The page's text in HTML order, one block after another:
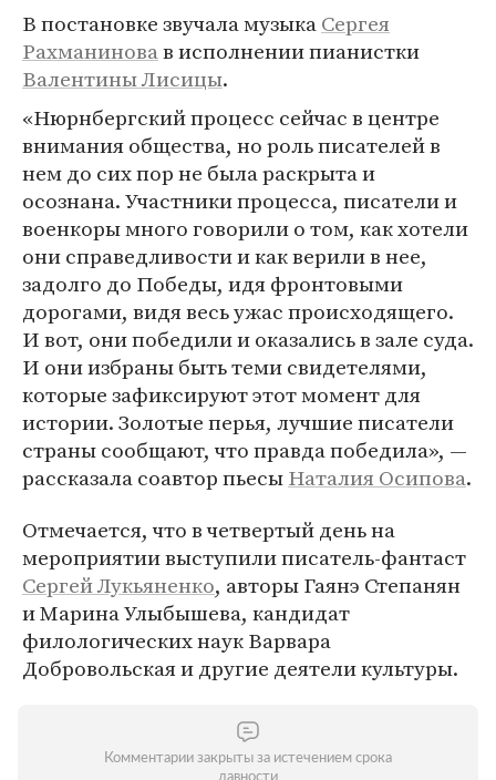
В постановке звучала музыкаСергея
Рахманиновав исполнении пианистки
Валентины Лисицы.
«Нюрнбергский процесс сейчас в центре
внимания общества, но роль писателей в
нем до сих пор не была раскрыта и
осознана. Участники процесса, писатели и
военкоры много говорили о том, как хотели
они справедливости и как верили в нее,
задолго до Победы, идя фронтовыми
дорогами, видя весь ужас происходящего.
И вот, они победили и оказались в зале суда.
И они избраны быть теми свидетелями,
которые зафиксируют этот момент для
истории. Золотые перья, лучшие писатели
страны сообщают, что правда победила», —
рассказала соавтор пьесыНаталия Осипова.
Отмечается, что в четвертый день на
мероприятии выступили писатель-фантаст
Сергей Лукьяненко, авторы Гаянэ Степанян
и Марина Улыбышева, кандидат
филологических наук Варвара
Добровольская и другие деятели культуры.
Комментарии закрыты за истечением срока